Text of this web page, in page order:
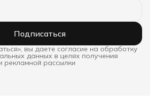
Подписаться
вы даете согласие на обработку
данных в целях получения
рекламной рассылки